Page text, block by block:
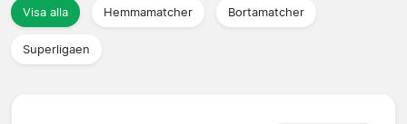
Visa alla Hemmamatcher Bortamatcher
Superligaen